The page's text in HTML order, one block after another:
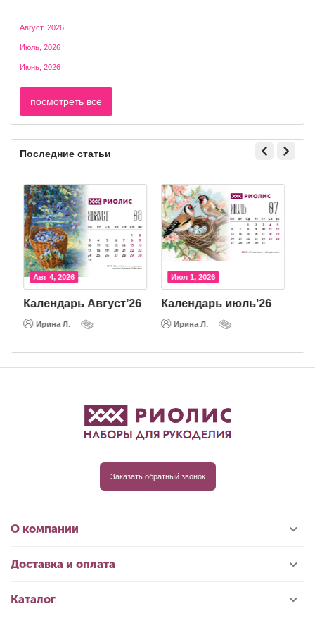
Август, 2026
Июль, 2026
Июнь, 2026
посмотреть все
Последние статьи
Авг 4, 2026
Календарь Август’26
Ирина Л.
Июл 1, 2026
Календарь июль'26
Ирина Л.
Заказать обратный звонок
О компании
Доставка и оплата
Каталог